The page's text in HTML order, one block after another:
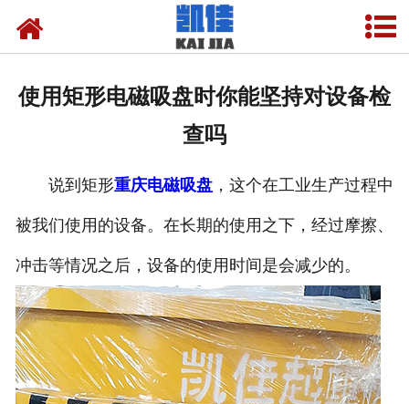
厂房设备
联系我们
使用矩形电磁吸盘时你能坚持对设备检
查吗
说到矩形重庆电磁吸盘，这个在工业生产过程中
被我们使用的设备。在长期的使用之下，经过摩擦、
冲击等情况之后，设备的使用时间是会减少的。